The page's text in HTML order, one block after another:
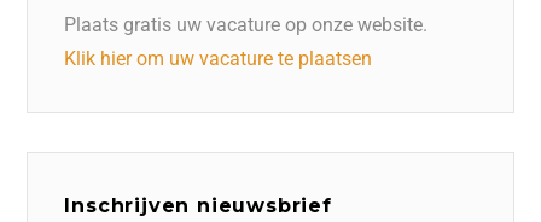
Plaats gratis uw vacature op onze website.
Klik hier om uw vacature te plaatsen
Inschrijven nieuwsbrief